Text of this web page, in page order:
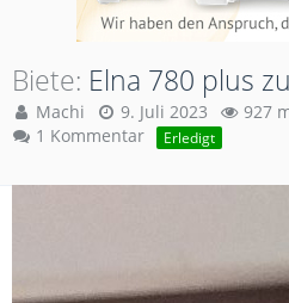
Biete Elna 780 plus
Machi 9. Juli 2023
927
1 Kommentar
Erledigt